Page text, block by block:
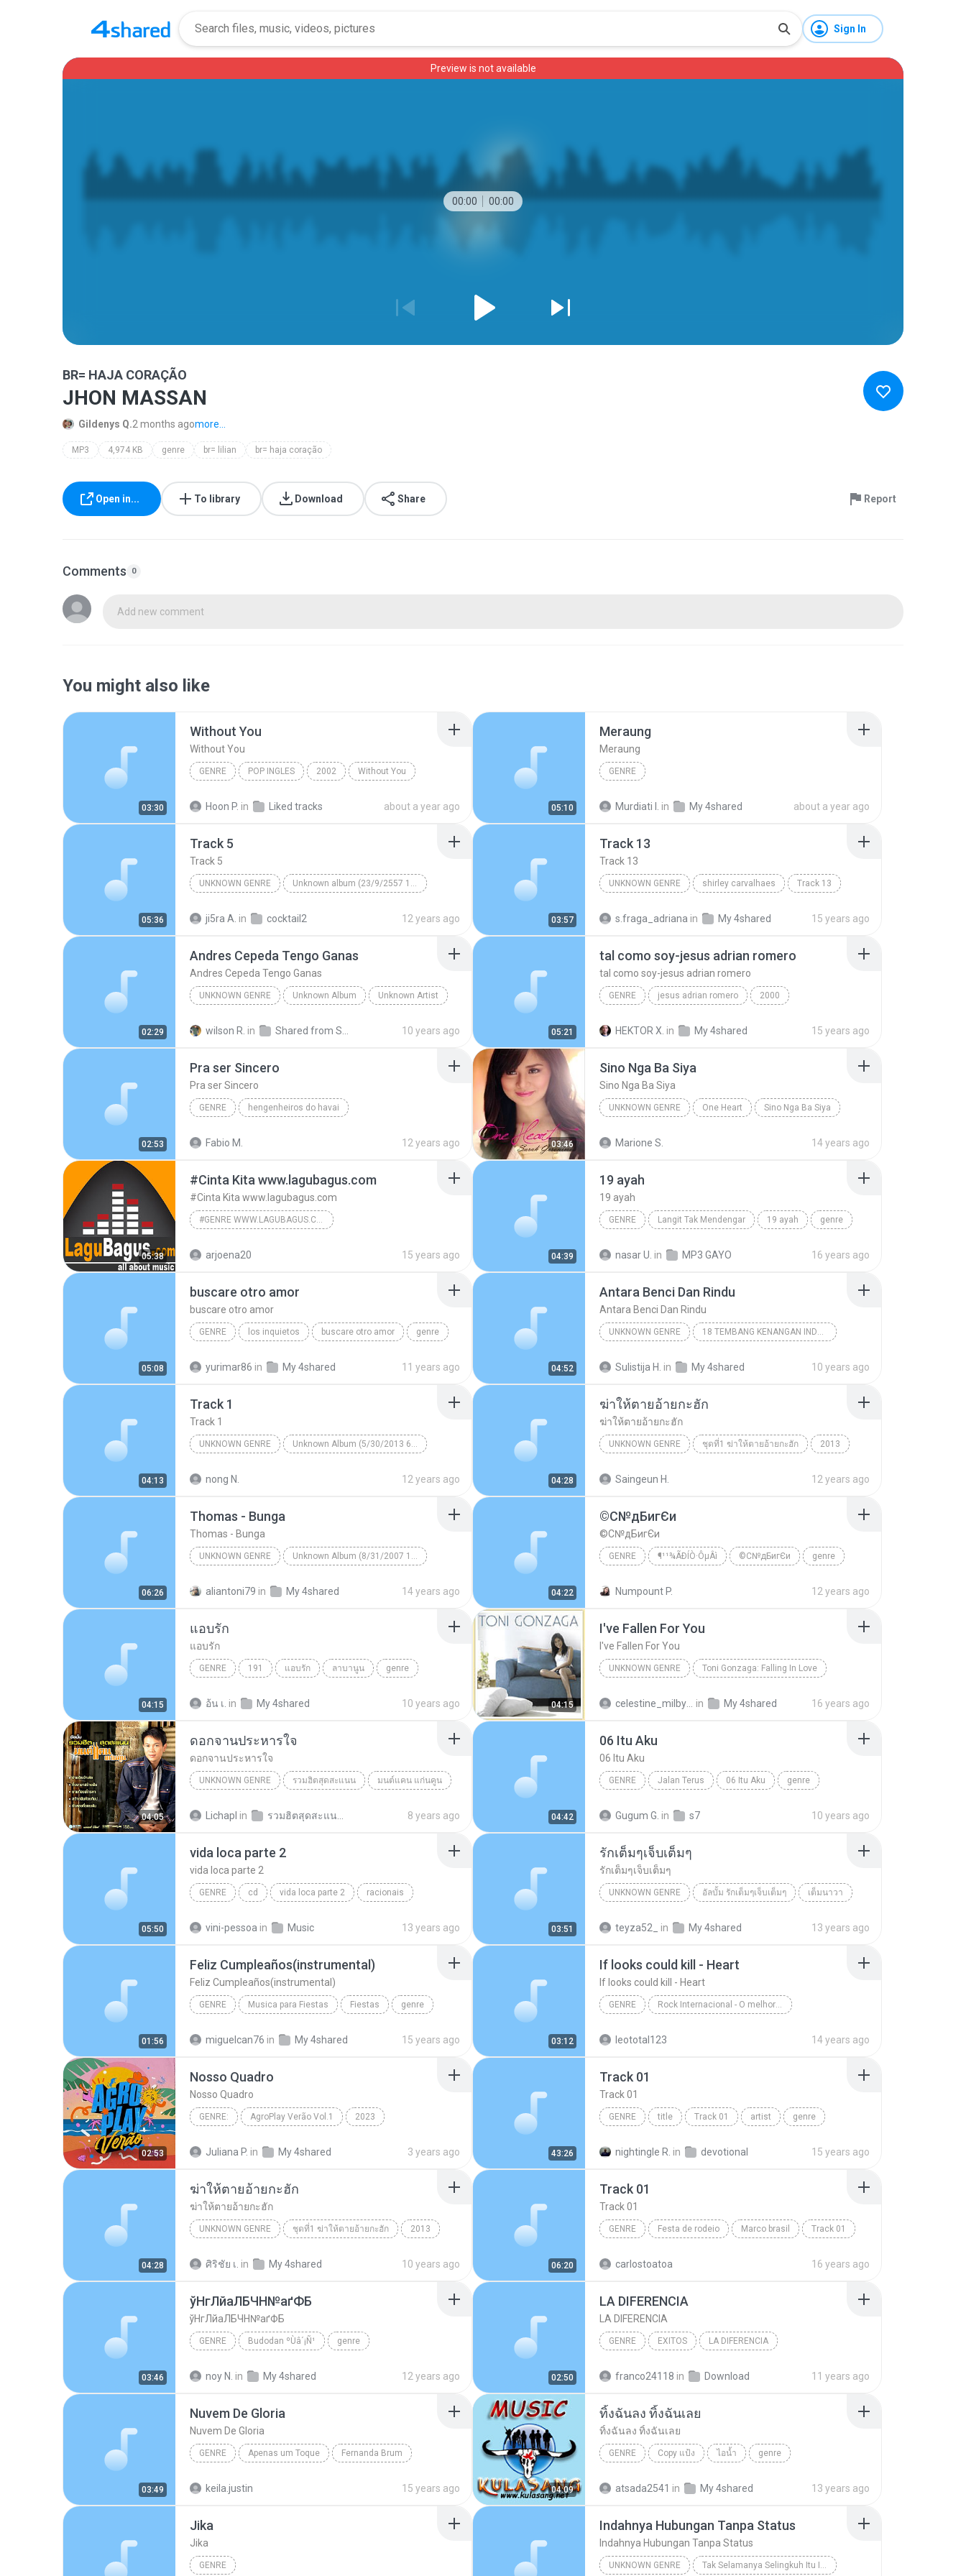
Sign In
Preview is not available
00:00 00:00
BR= HAJA CORAÇÃO
JHON MASSAN
Gildenys Q.2 months agomore...
MP3 4,974 KB genre br= lilian br= haja coração
Open in... To library Download Share Report
Comments 0
Add new comment
You might also like
03:30
Without You
Without You
GENRE POP INGLES 2002 Without You
Hoon P. in Liked tracks about a year ago 05:10
Meraung
Meraung
GENRE
Murdiati I. in My 4shared about a year ago
05:36
Track 5
Track 5
UNKNOWN GENRE Unknown album (23/9/2557 12:59:08)
ji5ra A. in cocktail2 12 years ago 03:57
Track 13
Track 13
UNKNOWN GENRE shirley carvalhaes Track 13
s.fraga_adriana in My 4shared 15 years ago
02:29
Andres Cepeda Tengo Ganas
Andres Cepeda Tengo Ganas
UNKNOWN GENRE Unknown Album Unknown Artist
wilson R. in 10 years ago 05:21
tal como soy-jesus adrian romero
tal como soy-jesus adrian romero
GENRE jesus adrian romero 2000
HEKTOR X. in My 4shared 15 years ago
02:53
Pra ser Sincero
Pra ser Sincero
GENRE hengenheiros do havai
Fabio M. 12 years ago 03:46
Sino Nga Ba Siya
Sino Nga Ba Siya
UNKNOWN GENRE One Heart Sino Nga Ba Siya
Marione S. 14 years ago
05:38
#Cinta Kita www.lagubagus.com
#Cinta Kita www.lagubagus.com
#GENRE WWW.LAGUBAGUS.COM
arjoena20 15 years ago 04:39
19 ayah
19 ayah
GENRE Langit Tak Mendengar 19 ayah genre
nasar U. in MP3 GAYO 16 years ago
05:08
buscare otro amor
buscare otro amor
GENRE los inquietos buscare otro amor genre
yurimar86 in My 4shared 11 years ago 04:52
Antara Benci Dan Rindu
Antara Benci Dan Rindu
UNKNOWN GENRE 18 TEMBANG KENANGAN INDONESIA 70-80 VOL.1
Sulistija H. in My 4shared 10 years ago
04:13
Track 1
Track 1
UNKNOWN GENRE Unknown Album (5/30/2013 6:57:02 PM)
nong N. 12 years ago 04:28
ฆ่าให้ตายอ้ายกะฮัก
ฆ่าให้ตายอ้ายกะฮัก
UNKNOWN GENRE ชุดที่1 ฆ่าให้ตายอ้ายกะฮัก 2013
Saingeun H. 12 years ago
06:26
Thomas - Bunga
Thomas - Bunga
UNKNOWN GENRE Unknown Album (8/31/2007 12:27:55 PM)
aliantoni79 in My 4shared 14 years ago 04:22
©С№дБигЄи
©С№дБигЄи
GENRE ¶¹¹¾ÃÐÍÒ·ÔµÂì ©С№дБигЄи genre
Numpount P. 12 years ago
04:15
แอบรัก
แอบรัก
GENRE 191 แอบรัก ลาบานูน genre
อ้น เ. in My 4shared 10 years ago 04:15
I've Fallen For You
I've Fallen For You
UNKNOWN GENRE Toni Gonzaga: Falling In Love
in My 4shared 16 years ago
04:05
ดอกจานประหารใจ
ดอกจานประหารใจ
UNKNOWN GENRE รวมฮิตสุดสะแนน มนต์แคน แก่นคูน
Lichapl in 8 years ago 04:42
06 Itu Aku
06 Itu Aku
GENRE Jalan Terus 06 Itu Aku genre
Gugum G. in s7 10 years ago
05:50
vida loca parte 2
vida loca parte 2
GENRE cd vida loca parte 2 racionais
vini-pessoa in Music 13 years ago 03:51
รักเต็มๆเจ็บเต็มๆ
รักเต็มๆเจ็บเต็มๆ
UNKNOWN GENRE อัลบั้ม รักเต็มๆเจ็บเต็มๆ เต็มนาวา
teyza52_ in My 4shared 13 years ago
01:56
Feliz Cumpleaños(instrumental)
Feliz Cumpleaños(instrumental)
GENRE Musica para Fiestas Fiestas genre
miguelcan76 in My 4shared 15 years ago 03:12
If looks could kill - Heart
If looks could kill - Heart
GENRE Rock Internacional - O melhor de novelas
leototal123 14 years ago
02:53
Nosso Quadro
Nosso Quadro
GENRE: AgroPlay Verão Vol.1 2023
Juliana P. in My 4shared 3 years ago 43:26
Track 01
Track 01
GENRE title Track 01 artist genre
nightingle R. in devotional 15 years ago
04:28
ฆ่าให้ตายอ้ายกะฮัก
ฆ่าให้ตายอ้ายกะฮัก
UNKNOWN GENRE ชุดที่1 ฆ่าให้ตายอ้ายกะฮัก 2013
ศิริชัย เ. in My 4shared 10 years ago 06:20
Track 01
Track 01
GENRE Festa de rodeio Marco brasil Track 01
carlostoatoa 16 years ago
03:46
ўНгЛйаЛБЧН№аґФБ
ўНгЛйаЛБЧН№аґФБ
GENRE Budodan ºÙâ´¡Ñ¹ genre
noy N. in My 4shared 12 years ago 02:50
LA DIFERENCIA
LA DIFERENCIA
GENRE EXITOS LA DIFERENCIA
franco24118 in Download 11 years ago
03:49
Nuvem De Gloria
Nuvem De Gloria
GENRE Apenas um Toque Fernanda Brum
keila.justin 15 years ago 04:09
ทิ้งฉันลง ทิ้งฉันเลย
ทิ้งฉันลง ทิ้งฉันเลย
GENRE Copy แป้ง ไอน้ำ genre
atsada2541 in My 4shared 13 years ago
Jika
Jika
GENRE
Indahnya Hubungan Tanpa Status
Indahnya Hubungan Tanpa Status
UNKNOWN GENRE Tak Selamanya Selingkuh Itu Indah